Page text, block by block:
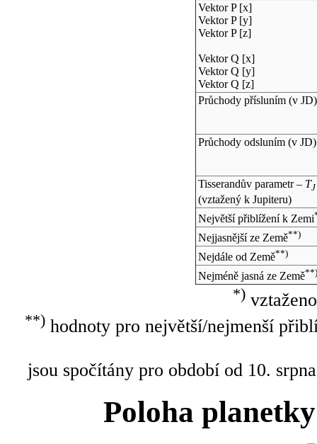
Vektor P [x]
Vektor P [y]
Vektor P [z]
Vektor Q [x]
Vektor Q [y]
Vektor Q [z]
Průchody přísluním (v JD)
Průchody odsluním (v JD)
Tisserandův parametr – TJ
(vztažený k Jupiteru)
Největší přiblížení k Zemi
Nejjasnější ze Země**)
Nejdále od Země**)
Nejméně jasná ze Země**)
*)
**)hodnoty pro největší/nejmenší
jsou spočítány pro období od 10.
Poloha